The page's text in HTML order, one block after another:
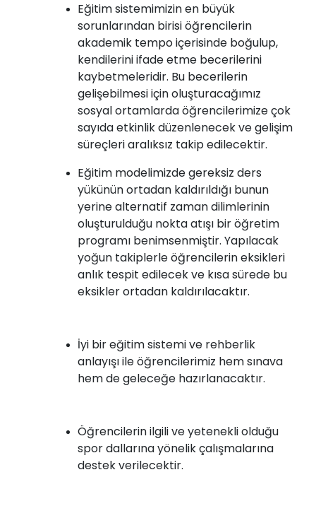
Eğitim sistemimizin en büyük
sorunlarından birisi öğrencilerin
akademik tempo içerisinde boğulup,
kendilerini ifade etme becerilerini
kaybetmeleridir. Bu becerilerin
gelişebilmesi için oluşturacağımız
sosyal ortamlarda öğrencilerimize çok
sayıda etkinlik düzenlenecek ve gelişim
süreçleri aralıksız takip edilecektir.
Eğitim modelimizde gereksiz ders
yükünün ortadan kaldırıldığı bunun
yerine alternatif zaman dilimlerinin
oluşturulduğu nokta atışı bir öğretim
programı benimsenmiştir. Yapılacak
yoğun takiplerle öğrencilerin eksikleri
anlık tespit edilecek ve kısa sürede bu
eksikler ortadan kaldırılacaktır.
İyi bir eğitim sistemi ve rehberlik
anlayışı ile öğrencilerimiz hem sınava
hem de geleceğe hazırlanacaktır.
Öğrencilerin ilgili ve yetenekli olduğu
spor dallarına yönelik çalışmalarına
destek verilecektir.